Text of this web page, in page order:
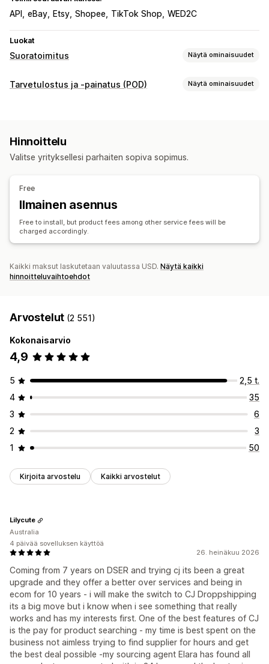
API eBay Etsy Shopee TikTok Shop WED2C
Luokat
Suoratoimitus Näytä ominaisuudet
Myytävät tuotteet
Lemmikkieläintuotteet
Kiina
Tarvetulostus ja -painatus (POD) Näytä ominaisuudet
Suunnittelutyökalut
Pakkaukseen lisättävät tuotteet Yksilöinti
Laukut Huovat Vaatteet
Joululahjat Lemmikkieläintuotteet Ympäristöystävällinen
Irtotavarakuljetus Mukautettu toimitus Globaali toimitus
Reaaliaikaiset päivitykset
Hinnoittelu
Valitse yrityksellesi parhaiten sopiva sopimus.
Free
Ilmainen asennus
Free to install, but product fees among other service fees will be
charged accordingly.
Kaikki maksut laskutetaan valuutassa USD. Näytä kaikki
hinnoitteluvaihtoehdot
Arvostelut (2 551)
Kokonaisarvio
4,9
5
2,5 t.
4
35
3
6
2
3
1
50
Kirjoita arvostelu Kaikki arvostelut
26. heinäkuu 2026
Coming from 7 years on DSER and trying cj its been a great
upgrade and they offer a better over services and being in
ecom for 10 years - i will make the switch to CJ Droppshipping
its a big move but i know when i see something that really
works and has my interests first. One of the best features of CJ
is the pay for product searching - my time is best spent on the
business not aimless trying to find supplier for hours and get
the best deal possible -my sourcing agent Elara has found all
Lilycute
Australia
4 päivää sovelluksen käyttöä